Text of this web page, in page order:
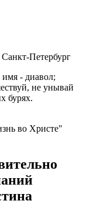
Санкт-Петербург
- диавол;
не унывай
бурях.
во Христе"